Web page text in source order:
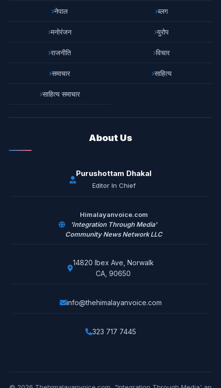
नेपाल ब्लग
मनोरंजन युरोप
राजनीति विचार
समाचार साहित्य
साहित्य समाचार
About Us
Purushottam Dhakal
Editor In Chief
Himalayanvoice.com
'Integration Through Media'
Community News Network LLC
14820 Ibex Ave, Norwalk
CA, 90650
info@thehimalayanvoice.com
323 717 7445